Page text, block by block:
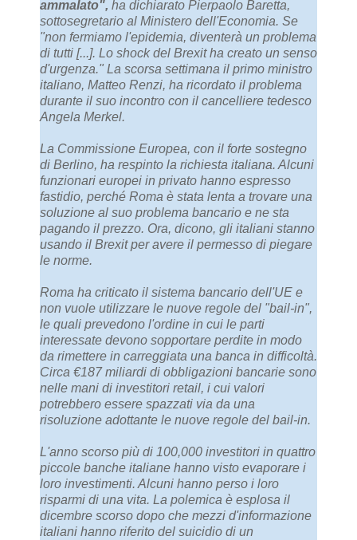
ammalato", ha dichiarato Pierpaolo Baretta,
sottosegretario al Ministero dell'Economia. Se
"non fermiamo l'epidemia, diventerà un problema
di tutti [...]. Lo shock del Brexit ha creato un senso
d'urgenza." La scorsa settimana il primo ministro
italiano, Matteo Renzi, ha ricordato il problema
durante il suo incontro con il cancelliere tedesco
Angela Merkel.
La Commissione Europea, con il forte sostegno
di Berlino, ha respinto la richiesta italiana. Alcuni
funzionari europei in privato hanno espresso
fastidio, perché Roma è stata lenta a trovare una
soluzione al suo problema bancario e ne sta
pagando il prezzo. Ora, dicono, gli italiani stanno
usando il Brexit per avere il permesso di piegare
le norme.
Roma ha criticato il sistema bancario dell'UE e
non vuole utilizzare le nuove regole del "bail-in",
le quali prevedono l'ordine in cui le parti
interessate devono sopportare perdite in modo
da rimettere in carreggiata una banca in difficoltà.
Circa €187 miliardi di obbligazioni bancarie sono
nelle mani di investitori retail, i cui valori
potrebbero essere spazzati via da una
risoluzione adottante le nuove regole del bail-in.
L'anno scorso più di 100,000 investitori in quattro
piccole banche italiane hanno visto evaporare i
loro investimenti. Alcuni hanno perso i loro
risparmi di una vita. La polemica è esplosa il
dicembre scorso dopo che mezzi d'informazione
italiani hanno riferito del suicidio di un